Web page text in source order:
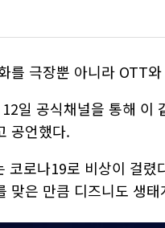
를 극장뿐 아니라 OTT
일 공식채널을 통해 이
공언했다.
코로나19로 비상이 걸
맞은 만큼 디즈니도 생